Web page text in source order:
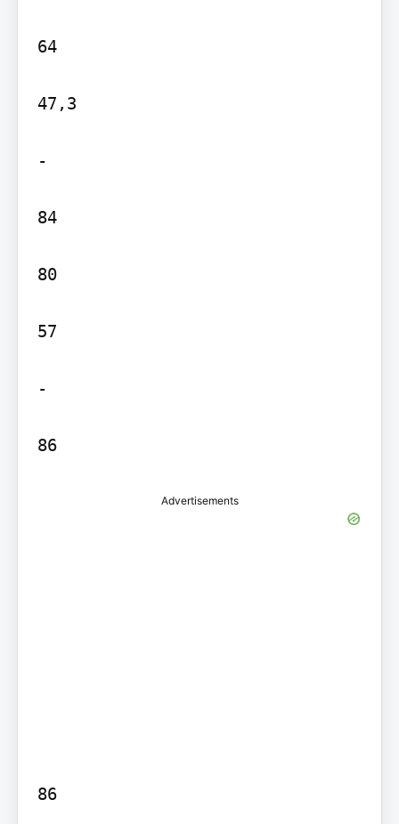
64
47,3
-
84
80
57
-
86
Advertisements
86